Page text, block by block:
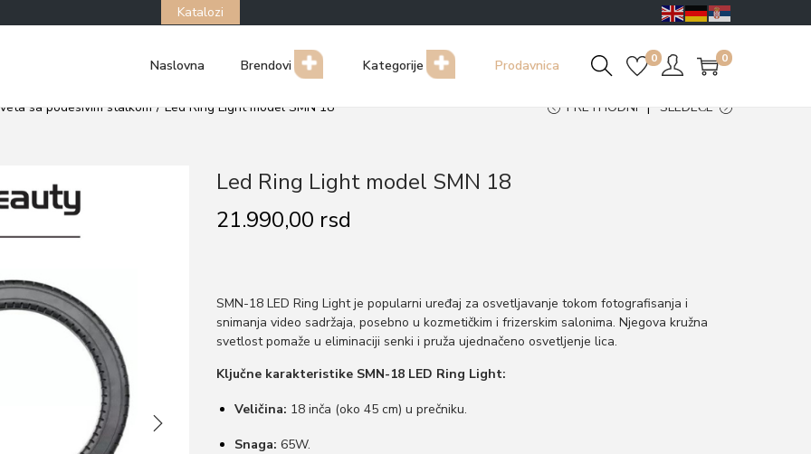
Katalozi
Naslovna Brendovi Kategorije Prodavnica 0 0
sa podesivim stalkom / Led Ring Light model SMN 18 PRETHODNI SLEDEĆE
Led Ring Light model SMN 18
21.990,00 rsd
SMN-18 LED Ring Light je popularni uređaj za osvetljavanje tokom fotografisanja i
snimanja video sadržaja, posebno u kozmetičkim i frizerskim salonima. Njegova kružna
svetlost pomaže u eliminaciji senki i pruža ujednačeno osvetljenje lica.
Ključne karakteristike SMN-18 LED Ring Light:
Veličina: 18 inča (oko 45 cm) u prečniku.
Snaga: 65W.